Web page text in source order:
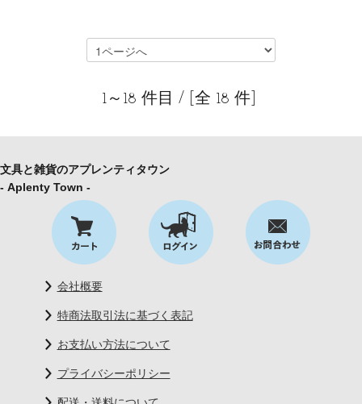
1～18 件目 / [全 18 件]
文具と雑貨のアプレンティタウン
- Aplenty Town -
会社概要
特商法取引法に基づく表記
お支払い方法について
プライバシーポリシー